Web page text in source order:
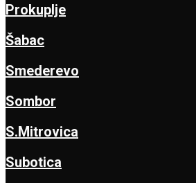
Prokuplje
Šabac
Smederevo
Sombor
S.Mitrovica
Subotica